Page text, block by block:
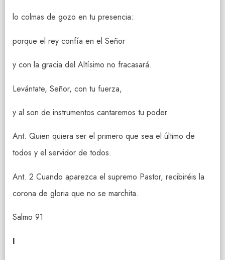
lo colmas de gozo en tu presencia:
porque el rey confía en el Señor
y con la gracia del Altísimo no fracasará.
Levántate, Señor, con tu fuerza,
y al son de instrumentos cantaremos tu poder.
Ant. Quien quiera ser el primero que sea el último de
todos y el servidor de todos.
Ant. 2 Cuando aparezca el supremo Pastor, recibiréis la
corona de gloria que no se marchita.
Salmo 91
I